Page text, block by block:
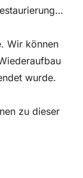
Wir können
wurde.
zu dieser